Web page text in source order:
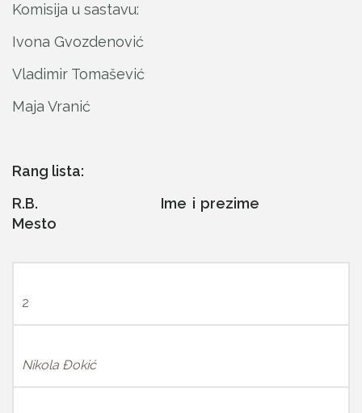
Komisija u sastavu:
Ivona Gvozdenović
Vladimir Tomašević
Maja Vranić
Rang lista:
R.B. Ime i prezime
Mesto
2
Nikola Đokić